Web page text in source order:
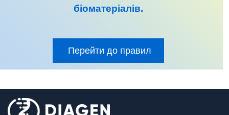
біоматеріалів.
Перейти до правил